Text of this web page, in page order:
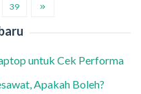
39
untuk Cek Performa
Apakah Boleh?